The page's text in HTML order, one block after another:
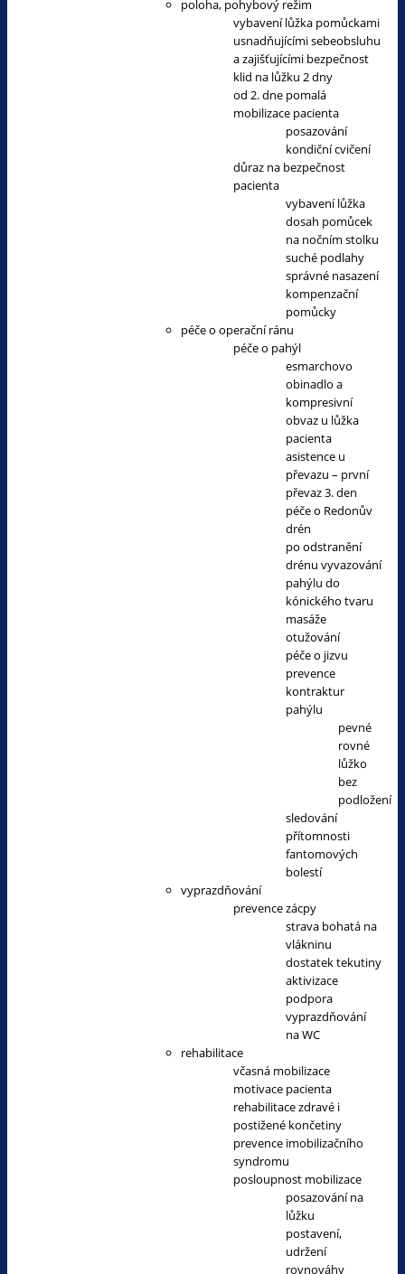
poloha, pohybový režim
vybavení lůžka pomůckami
usnadňujícími sebeobsluhu
a zajišťujícími bezpečnost
klid na lůžku 2 dny
od 2. dne pomalá
mobilizace pacienta
posazování
kondiční cvičení
důraz na bezpečnost
pacienta
vybavení lůžka
dosah pomůcek
na nočním stolku
suché podlahy
správné nasazení
kompenzační
pomůcky
péče o operační ránu
péče o pahýl
esmarchovo
obinadlo a
kompresivní
obvaz u lůžka
pacienta
asistence u
převazu – první
převaz 3. den
péče o Redonův
drén
po odstranění
drénu vyvazování
pahýlu do
kónického tvaru
masáže
otužování
péče o jizvu
prevence
kontraktur
pahýlu
pevné
rovné
lůžko
bez
podložení
sledování
přítomnosti
fantomových
bolestí
vyprazdňování
prevence zácpy
strava bohatá na
vlákninu
dostatek tekutiny
aktivizace
podpora
vyprazdňování
na WC
rehabilitace
včasná mobilizace
motivace pacienta
rehabilitace zdravé i
postižené končetiny
prevence imobilizačního
syndromu
posloupnost mobilizace
posazování na
lůžku
postavení,
udržení
rovnováhy